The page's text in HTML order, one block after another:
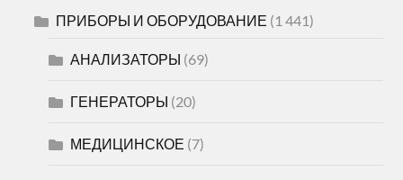
ПРИБОРЫ И ОБОРУДОВАНИЕ (1 441)
АНАЛИЗАТОРЫ (69)
ГЕНЕРАТОРЫ (20)
МЕДИЦИНСКОЕ (7)